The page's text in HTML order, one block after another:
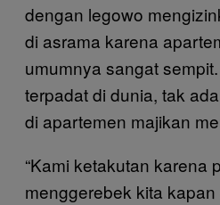
dengan legowo
di asrama karena
umumnya sangat
terpadat di dunia, tak
di apartemen majikan
“Kami ketakutan karena
menggerebek kita